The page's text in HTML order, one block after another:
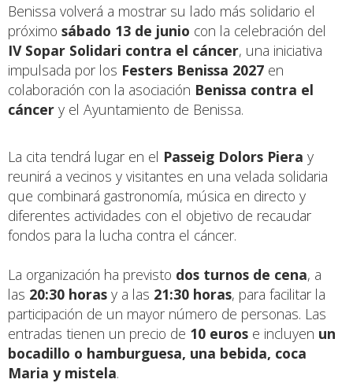
Benissa volverá a mostrar su lado más solidario el
próximo sábado 13 de junio con la celebración del
IV Sopar Solidari contra el cáncer, una iniciativa
impulsada por los Festers Benissa 2027 en
colaboración con la asociación Benissa contra el
cáncer y el Ayuntamiento de Benissa.
La cita tendrá lugar en el Passeig Dolors Piera y
reunirá a vecinos y visitantes en una velada solidaria
que combinará gastronomía, música en directo y
diferentes actividades con el objetivo de recaudar
fondos para la lucha contra el cáncer.
La organización ha previsto dos turnos de cena, a
las 20:30 horas y a las 21:30 horas, para facilitar la
participación de un mayor número de personas. Las
entradas tienen un precio de 10 euros e incluyen un
bocadillo o hamburguesa, una bebida, coca
Maria y mistela.